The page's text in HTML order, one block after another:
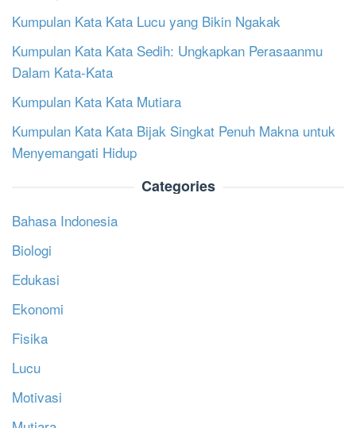
Kumpulan Kata Kata Lucu yang Bikin Ngakak
Kumpulan Kata Kata Sedih: Ungkapkan Perasaanmu
Dalam Kata-Kata
Kumpulan Kata Kata Mutiara
Kumpulan Kata Kata Bijak Singkat Penuh Makna untuk
Menyemangati Hidup
Categories
Bahasa Indonesia
Biologi
Edukasi
Ekonomi
Fisika
Lucu
Motivasi